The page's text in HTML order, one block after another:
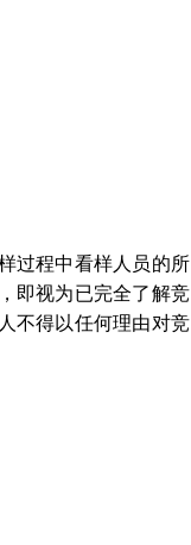
过程中看样人员的所
即视为已完全了解竞
不得以任何理由对竞